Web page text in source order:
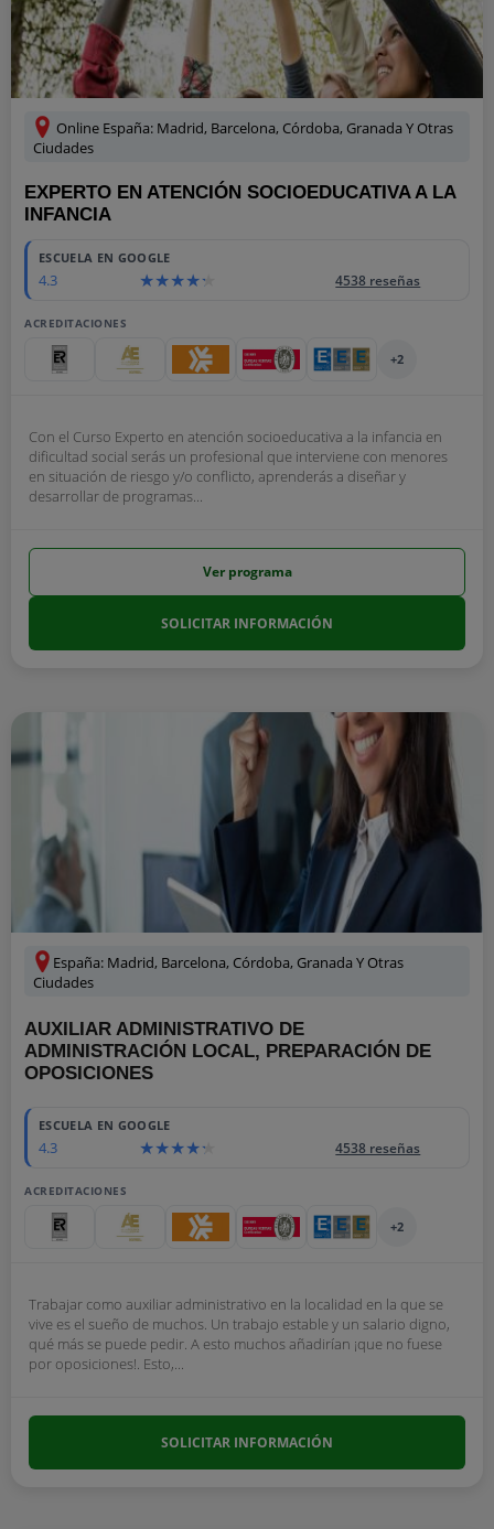
Online España: Madrid, Barcelona, Córdoba, Granada Y Otras
Ciudades
EXPERTO EN ATENCIÓN SOCIOEDUCATIVA A LA
INFANCIA
ESCUELA EN GOOGLE
4.3 4538 reseñas
ACREDITACIONES
+2
Con el Curso Experto en atención socioeducativa a la infancia en
dificultad social serás un profesional que interviene con menores
en situación de riesgo y/o conflicto, aprenderás a diseñar y
desarrollar de programas...
Ver programa
SOLICITAR INFORMACIÓN
España: Madrid, Barcelona, Córdoba, Granada Y Otras
Ciudades
AUXILIAR ADMINISTRATIVO DE
ADMINISTRACIÓN LOCAL, PREPARACIÓN DE
OPOSICIONES
ESCUELA EN GOOGLE
4.3 4538 reseñas
ACREDITACIONES
+2
Trabajar como auxiliar administrativo en la localidad en la que se
vive es el sueño de muchos. Un trabajo estable y un salario digno,
qué más se puede pedir. A esto muchos añadirían ¡que no fuese
por oposiciones!. Esto,...
SOLICITAR INFORMACIÓN